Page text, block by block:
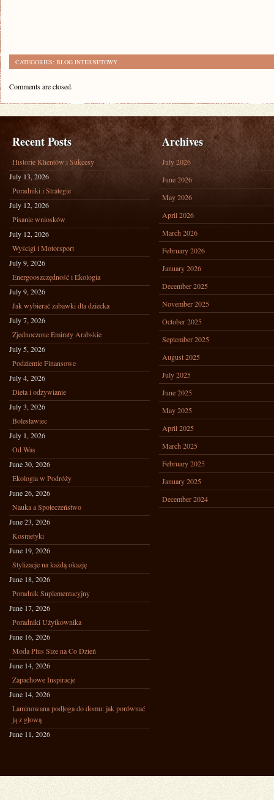
CATEGORIES: BLOG INTERNETOWY
Comments are closed.
Recent Posts
Historie Klientów i Sukcesy
July 13, 2026
Poradniki i Strategie
July 12, 2026
Pisanie wniosków
July 12, 2026
Wyścigi i Motorsport
July 9, 2026
Energooszczędność i Ekologia
July 9, 2026
Jak wybierać zabawki dla dziecka
July 7, 2026
Zjednoczone Emiraty Arabskie
July 5, 2026
Podziemie Finansowe
July 4, 2026
Dieta i odżywianie
July 3, 2026
Bolesławiec
July 1, 2026
Od Was
June 30, 2026
Ekologia w Podróży
June 26, 2026
Nauka a Społeczeństwo
June 23, 2026
Kosmetyki
June 19, 2026
Stylizacje na każdą okazję
June 18, 2026
Poradnik Suplementacyjny
June 17, 2026
Poradniki Użytkownika
June 16, 2026
Moda Plus Size na Co Dzień
June 14, 2026
Zapachowe Inspiracje
June 14, 2026
Laminowana podłoga do domu: jak porównać
ją z głową
June 11, 2026
Archives
July 2026
June 2026
May 2026
April 2026
March 2026
February 2026
January 2026
December 2025
November 2025
October 2025
September 2025
August 2025
July 2025
June 2025
May 2025
April 2025
March 2025
February 2025
January 2025
December 2024